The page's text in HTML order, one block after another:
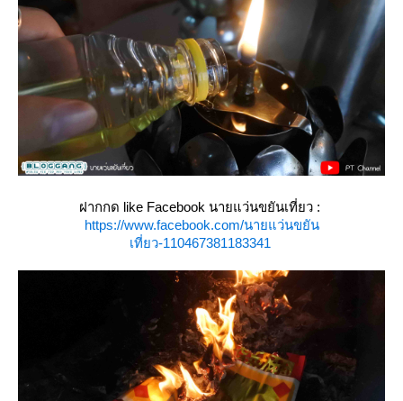
ฝากกด like Facebook นายแว่นขยันเที่ยว :
https://www.facebook.com/นายแว่นขยัน
เที่ยว-110467381183341